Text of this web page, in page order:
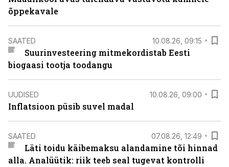
õppekavale
SAATED 10.08.26, 09:15
Suurinvesteering mitmekordistab Eesti
biogaasi tootja toodangu
UUDISED 10.08.26, 09:00
Inflatsioon püsib suvel madal
SAATED 07.08.26, 12:49
Läti toidu käibemaksu alandamine tõi hinnad
alla. Analüütik: riik teeb seal tugevat kontrolli